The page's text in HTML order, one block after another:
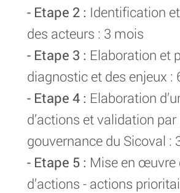
- Etape 2 : Identification
des acteurs : 3 mois
- Etape 3 : Elaboration et
diagnostic et des enjeux :
- Etape 4 : Elaboration
d’actions et validation par
gouvernance du Sicoval :
- Etape 5 : Mise en œuvre
d’actions - actions